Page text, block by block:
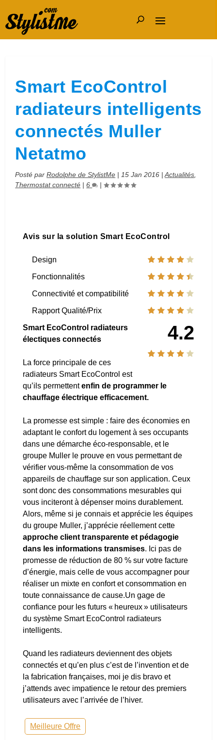
Smart EcoControl
radiateurs intelligents
connectés Muller
Netatmo
Posté parRodolphe de StylistMe | 15 Jan 2016 |Actualités
Thermostat connecté |6 |
Avis sur la solution Smart EcoControl
Design
Fonctionnalités
Connectivité et compatibilité
Rapport Qualité/Prix
4.2
Smart EcoControl radiateurs
électiques connectés
La force principale de ces
radiateurs Smart EcoControl est
qu’ils permettentenfin de programmer le
chauffage électrique efficacement.
La promesse est simple : faire des économies en
adaptant le confort du logement à ses occupants
dans une démarche éco-responsable, et le
groupe Muller le prouve en vous permettant de
vérifier vous-même la consommation de vos
appareils de chauffage sur son application. Ceux
sont donc des consommations mesurables qui
vous inciteront à dépenser moins durablement.
Alors, même si je connais et apprécie les équipes
du groupe Muller, j’apprécie réellement cette
approche client transparente et pédagogie
dans les informations transmises. Ici pas de
promesse de réduction de 80 % sur votre facture
d’énergie, mais celle de vous accompagner pour
réaliser un mixte en confort et consommation en
toute connaissance decause.Un gage de
confiance pour les futurs « heureux » utilisateurs
du système Smart EcoControl radiateurs
intelligents.
Quand les radiateurs deviennent des objets
connectés et qu’en plus c’est de l’invention et de
la fabrication françaises, moi je dis bravo et
j’attends avec impatience le retour des premiers
utilisateurs avec l’arrivée de l’hiver.
Meilleure Offre